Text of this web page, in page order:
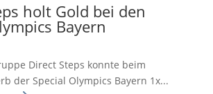
holt Gold bei den
Bayern
Direct Steps konnte beim
der Special Olympics Bayern 1x...